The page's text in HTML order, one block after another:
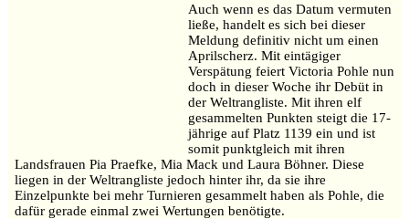
Auch wenn es das Datum vermuten
ließe, handelt es sich bei dieser
Meldung definitiv nicht um einen
Aprilscherz. Mit eintägiger
Verspätung feiert Victoria Pohle nun
doch in dieser Woche ihr Debüt in
der Weltrangliste. Mit ihren elf
gesammelten Punkten steigt die 17-
jährige auf Platz 1139 ein und ist
somit punktgleich mit ihren
Landsfrauen Pia Praefke, Mia Mack und Laura Böhner. Diese
liegen in der Weltrangliste jedoch hinter ihr, da sie ihre
Einzelpunkte bei mehr Turnieren gesammelt haben als Pohle, die
dafür gerade einmal zwei Wertungen benötigte.